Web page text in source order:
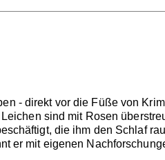
- direkt vor die Füße von
sind mit Rosen
die ihm den Schlaf
er mit eigenen